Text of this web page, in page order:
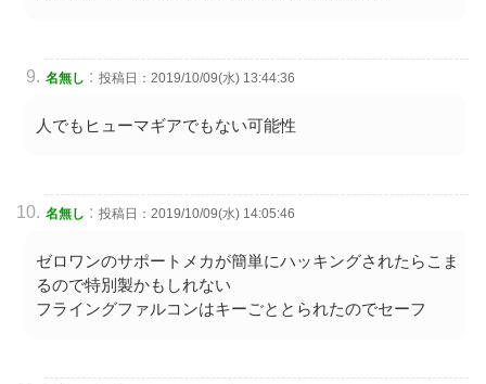
名無し : 投稿日：2019/10/09(水) 13:44:36
人でもヒューマギアでもない可能性
名無し : 投稿日：2019/10/09(水) 14:05:46
ゼロワンのサポートメカが簡単にハッキングされたらこま
るので特別製かもしれない
フライングファルコンはキーごととられたのでセーフ